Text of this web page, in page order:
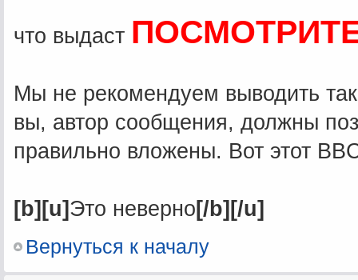
что выдаст
Мы не рекомендуем выводить
вы, автор сообщения, должны
правильно вложены. Вот этот
[b][u]Это неверно[/b][/u]
Вернуться к началу